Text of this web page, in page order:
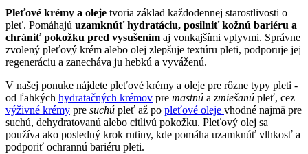
Pleťové krémy a oleje tvoria základ každodennej starostlivosti o
pleť. Pomáhajú uzamknúť hydratáciu, posilniť kožnú bariéru a
chrániť pokožku pred vysušením aj vonkajšími vplyvmi. Správne
zvolený pleťový krém alebo olej zlepšuje textúru pleti, podporuje jej
regeneráciu a zanecháva ju hebkú a vyváženú.
V našej ponuke nájdete pleťové krémy a oleje pre rôzne typy pleti -
od ľahkých hydratačných krémov pre mastnú a zmiešanú pleť, cez
výživné krémy pre suchú pleť až po pleťové oleje vhodné najmä pre
suchú, dehydratovanú alebo citlivú pokožku. Pleťový olej sa
používa ako posledný krok rutiny, kde pomáha uzamknúť vlhkosť a
podporiť ochrannú bariéru pleti.